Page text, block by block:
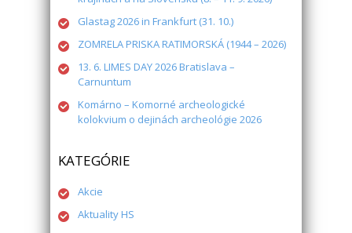
Glastag 2026 in Frankfurt (31. 10.)
ZOMRELA PRISKA RATIMORSKÁ (1944 – 2026)
13. 6. LIMES DAY 2026 Bratislava –
Carnuntum
Komárno – Komorné archeologické
kolokvium o dejinách archeológie 2026
KATEGÓRIE
Akcie
Aktuality HS